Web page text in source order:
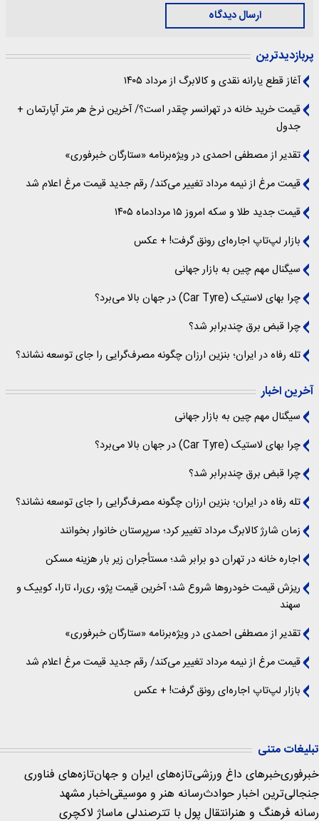
ارسال دیدگاه
پربازدیدترین
آغاز قطع یارانه نقدی و کالابرگ از مرداد ۱۴۰۵
قیمت خرید خانه در تهرانسر چقدر است؟/ آخرین نرخ هر متر آپارتمان +
جدول
تقدیر از مصطفی احمدی در ویژه‌برنامه «ستارگان خبرفوری»
قیمت مرغ از نیمه مرداد تغییر می‌کند/ رقم جدید قیمت مرغ اعلام شد
قیمت جدید طلا و سکه امروز ۱۵ مردادماه ۱۴۰۵
بازار لپ‌تاپ اجاره‌ای رونق گرفت! + عکس
سیگنال‌ مهم چین به بازار جهانی
چرا بهای لاستیک (Car Tyre) در جهان بالا می‌برد؟
چرا قبض برق چندبرابر شد؟
تله رفاه در ایران؛ بنزین ارزان چگونه مصرف‌گرایی را جای توسعه نشاند؟
آخرین اخبار
سیگنال‌ مهم چین به بازار جهانی
چرا بهای لاستیک (Car Tyre) در جهان بالا می‌برد؟
چرا قبض برق چندبرابر شد؟
تله رفاه در ایران؛ بنزین ارزان چگونه مصرف‌گرایی را جای توسعه نشاند؟
زمان شارژ کالابرگ مرداد تغییر کرد؛ سرپرستان خانوار بخوانند
اجاره خانه در تهران دو برابر شد؛ مستأجران زیر بار هزینه مسکن
ریزش قیمت خودروها شروع شد؛ آخرین قیمت پژو، ری‌را، تارا، کوییک و
سهند
تقدیر از مصطفی احمدی در ویژه‌برنامه «ستارگان خبرفوری»
قیمت مرغ از نیمه مرداد تغییر می‌کند/ رقم جدید قیمت مرغ اعلام شد
بازار لپ‌تاپ اجاره‌ای رونق گرفت! + عکس
تبلیغات متنی
خبرفوریخبرهای داغ ورزشیتازه‌های ایران و جهانتازه‌های فناوری
جنجالی‌ترین اخبار حوادثرسانه هنر و موسیقیاخبار مشهد
رسانه فرهنگ و هنرانتقال پول با تترصندلی ماساژ لاکچری